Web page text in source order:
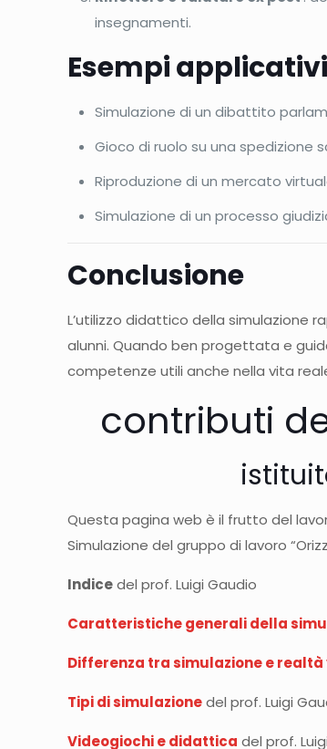
insegnamenti.
Esempi applicativi
Simulazione di un dibattito
Gioco di ruolo su una
Riproduzione di un mercato
Simulazione di un processo
Conclusione
L’utilizzo didattico della simulazione
alunni. Quando ben progettata e
competenze utili anche nella vita
contributi
Questa pagina web è il frutto del
Simulazione del gruppo di lavoro
Indicedel prof. Luigi Gaudio
Caratteristiche generali della
Differenza tra simulazione e
Tipi di simulazionedel prof. Luigi
Videogiochi e didattica del prof.